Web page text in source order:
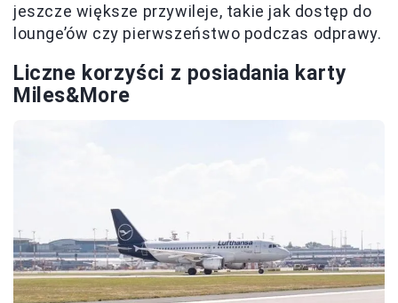
jeszcze większe przywileje, takie jak dostęp do
lounge’ów czy pierwszeństwo podczas odprawy.
Liczne korzyści z posiadania karty
Miles&More